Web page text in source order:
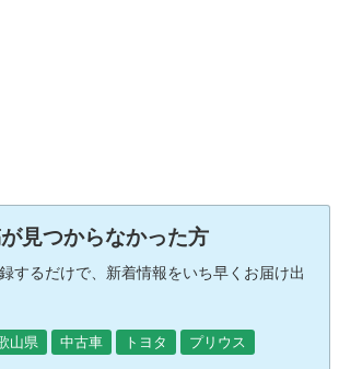
見つからなかった方
するだけで、新着情報をいち早くお届け出
山県 中古車 トヨタ プリウス